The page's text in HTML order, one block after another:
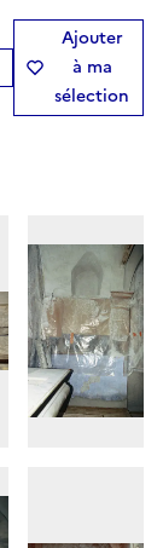
Ajouter
à ma
sélection